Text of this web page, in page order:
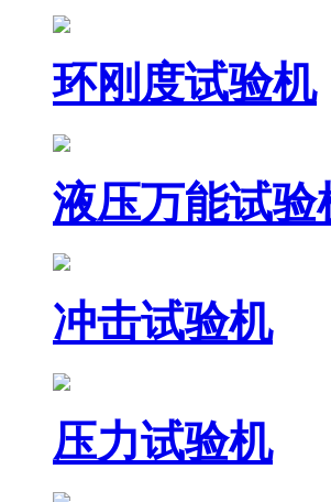
环刚度试验机
液压万能试验
冲击试验机
压力试验机